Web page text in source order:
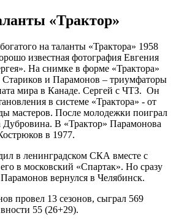
«Трактор»
на таланты «Трактора» 1958
известная фотография Евгения
На снимке в форме «Трактора»
и Парамонов – триумфаторы
мира в Канаде. Сергей с ЧТЗ. Он
в системе «Трактора» - от
мастеров. После молодежки поиграл
Дубровина. В «Трактор» Парамонова
в 1977.
в ленинградском СКА вместе с
в московский «Спартак». Но сразу
вернулся в Челябинск.
провел 13 сезонов, сыграл 569
55 (26+29).